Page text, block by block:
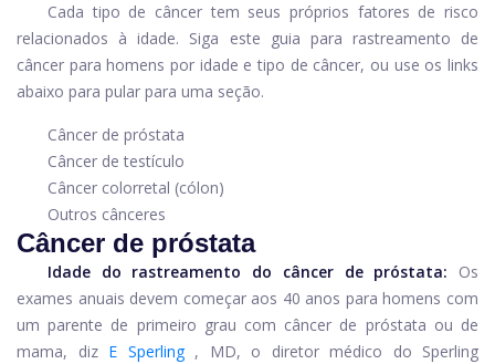
Cada tipo de câncer tem seus próprios fatores de risco
relacionados à idade. Siga este guia para rastreamento de
câncer para homens por idade e tipo de câncer, ou use os links
abaixo para pular para uma seção.
Câncer de próstata
Câncer de testículo
Câncer colorretal (cólon)
Outros cânceres
Câncer de próstata
Idade do rastreamento do câncer de próstata:
Os
exames anuais devem começar aos 40 anos para homens com
um parente de primeiro grau com câncer de próstata ou de
mama, diz E Sperling , MD, o diretor médico do Sperling